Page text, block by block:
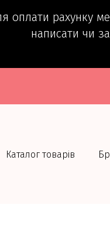
оплати рахунку
написати чи
Каталог товарів